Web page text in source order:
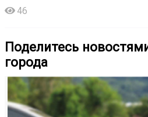
46
Поделитесь
города